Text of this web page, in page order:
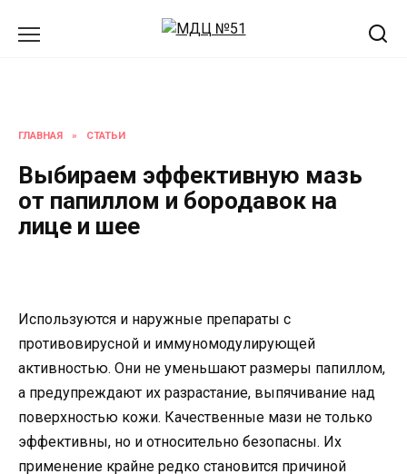
ГЛАВНАЯ » СТАТЬИ
Выбираем эффективную мазь
от папиллом и бородавок на
лице и шее
Используются и наружные препараты с
противовирусной и иммуномодулирующей
активностью. Они не уменьшают размеры папиллом,
а предупреждают их разрастание, выпячивание над
поверхностью кожи. Качественные мази не только
эффективны, но и относительно безопасны. Их
применение крайне редко становится причиной